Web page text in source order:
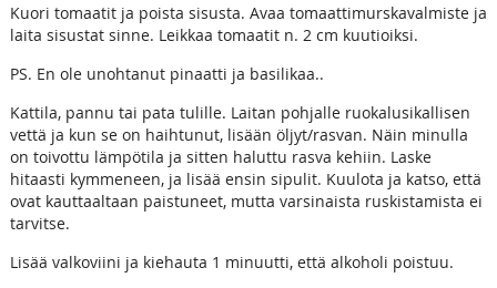
Kuori tomaatit ja poista sisusta. Avaa tomaattimurskavalmiste ja
laita sisustat sinne. Leikkaa tomaatit n. 2 cm kuutioiksi.
PS. En ole unohtanut pinaatti ja basilikaa..
Kattila, pannu tai pata tulille. Laitan pohjalle ruokalusikallisen
vettä ja kun se on haihtunut, lisään öljyt/rasvan. Näin minulla
on toivottu lämpötila ja sitten haluttu rasva kehiin. Laske
hitaasti kymmeneen, ja lisää ensin sipulit. Kuulota ja katso, että
ovat kauttaaltaan paistuneet, mutta varsinaista ruskistamista ei
tarvitse.
Lisää valkoviini ja kiehauta 1 minuutti, että alkoholi poistuu.